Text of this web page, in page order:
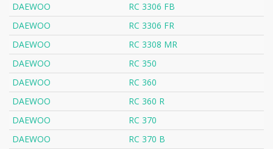
DAEWOO
RC 3306 FB
DAEWOO
RC 3306 FR
DAEWOO
RC 3308 MR
DAEWOO
RC 350
DAEWOO
RC 360
DAEWOO
RC 360 R
DAEWOO
RC 370
DAEWOO
RC 370 B